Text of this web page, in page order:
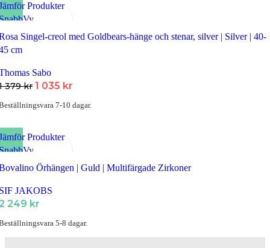
Produkter
till i Favoriter
Singel-creol med Goldbears-hänge och stenar, silver | Silver | 40-
cm
Sabo
379kr Det
priset
1
1 035 kr
priset
7-10 dagar.
Produkter
till i Favoriter
Örhängen | Guld | Multifärgade Zirkoner
JAKOBS
249 kr
5-8 dagar.